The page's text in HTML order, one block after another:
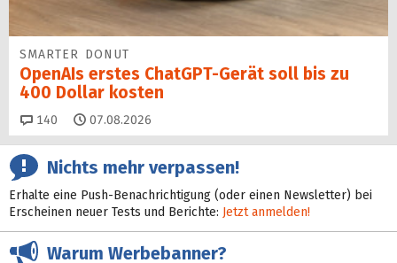
SMARTER DONUT
OpenAIs erstes ChatGPT-Gerät soll bis zu
400 Dollar kosten
140 Kommentare
07.08.2026
Nichts mehr verpassen!
Erhalte eine Push-Benachrichtigung (oder einen Newsletter) bei
Erscheinen neuer Tests und Berichte: Jetzt anmelden!
Warum Werbebanner?